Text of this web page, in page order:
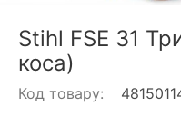
Stihl FSE 31
коса)
Код товару: